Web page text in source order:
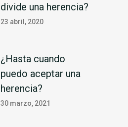
divide una herencia?
23 abril, 2020
¿Hasta cuando
puedo aceptar una
herencia?
30 marzo, 2021